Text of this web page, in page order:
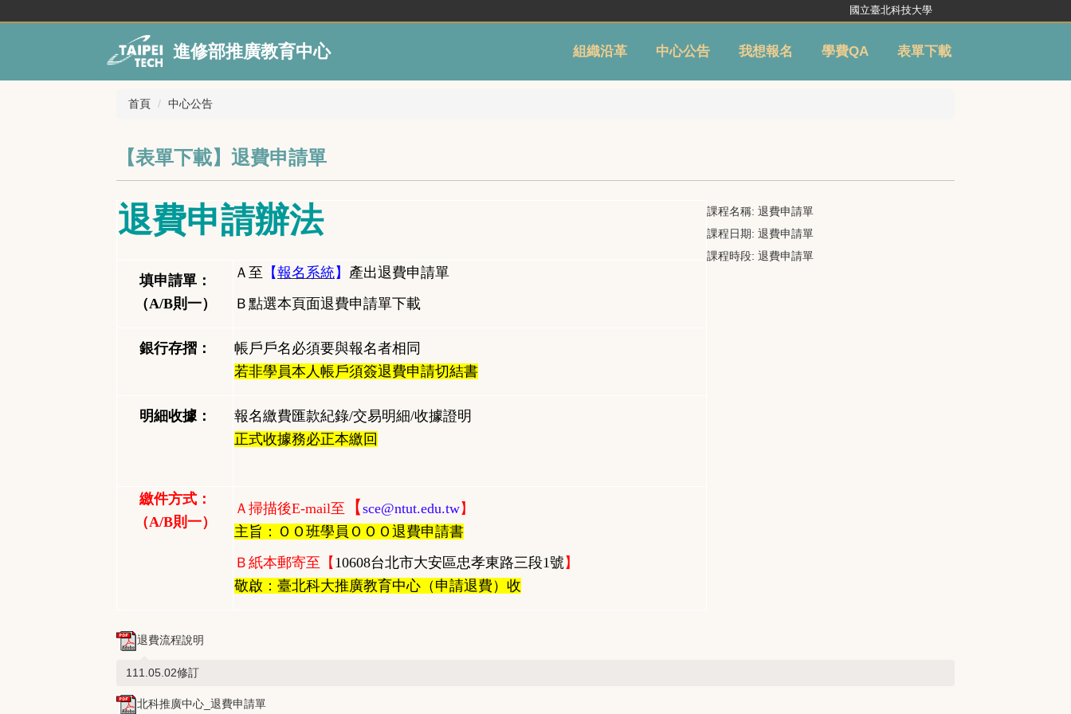
內
進修部推廣教育中心 組織沿革 中心公告 我想報名 學費QA 表單下載
國立臺北科技大學
首頁 中心公告
【表單下載】退費申請單
退費申請辦法
填申請單：
（A/B則一）
Ａ至 【報名系統】 產出退費申請單
Ｂ點選本頁面退費申請單下載
銀行存摺：
帳戶戶名必須要與報名者相同
若非學員本人帳戶須簽退費申請切結書
明細收據： 報名繳費匯款紀錄/交易明細/收據證明
正式收據務必正本繳回
繳件方式：
（A/B則一）
Ａ掃描後E-mail至 【 sce@ntut.edu.tw】
主旨：ＯＯ班學員ＯＯＯ退費申請書
Ｂ紙本郵寄至【 10608台北市大安區忠孝東路三段1號 】
敬啟：臺北科大推廣教育中心（申請退費）收
課程名稱: 退費申請單
課程日期: 退費申請單
課程時段: 退費申請單
退費流程說明
111.05.02修訂
北科推廣中心_退費申請單